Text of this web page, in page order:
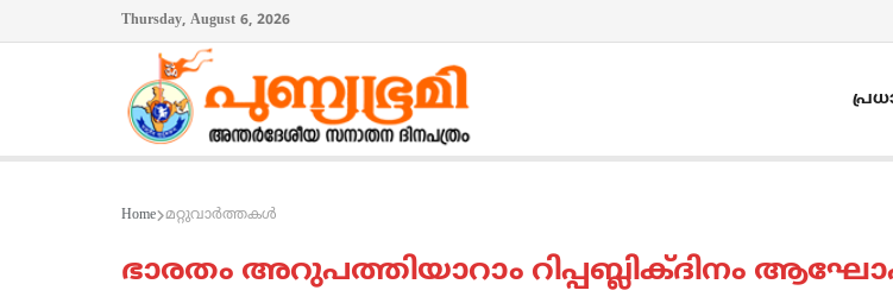
Thursday, August 6, 2026
Home മറ്റുവാര്‍ത്തകള്‍
ഭാരതം അറുപത്തിയാറാം റിപ്പബ്ലിക്ദിനം